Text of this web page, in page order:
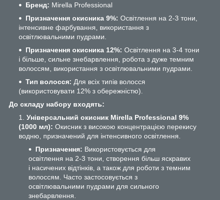
Бренд: Mirella Professional
Призначення окисника 9%: Освітлення на 2-3 тони,
інтенсивне фарбування, використання з
освітлювальними пудрами.
Призначення окисника 12%: Освітлення на 3-4 тони
і більше, сильне знебарвлення, робота з дуже темним
волоссям, використання з освітлювальними пудрами.
Тип волосся: Для всіх типів волосся
(використовувати 12% з обережністю).
До складу набору входять:
Універсальний окисник Mirella Professional 9%
(1000 мл): Окисник з високою концентрацією перекису
водню, призначений для інтенсивного освітлення.
Призначення: Використовується для
освітлення на 2-3 тони, створення більш яскравих
і насичених відтінків, а також для роботи з темним
волоссям. Часто застосовується з
освітлювальними пудрами для сильного
знебарвлення.